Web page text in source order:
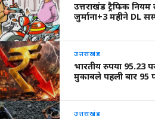
उत्तराखंड ट्रैफिक
जुर्माना+3 महीने DL
उत्तराखंड
भारतीय रुपया 95.23
मुकाबले पहली बार 95
उत्तराखंड